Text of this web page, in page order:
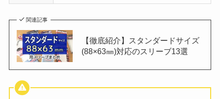
関連記事
【徹底紹介】スタンダードサイズ
(88×63㎜)対応のスリーブ13選